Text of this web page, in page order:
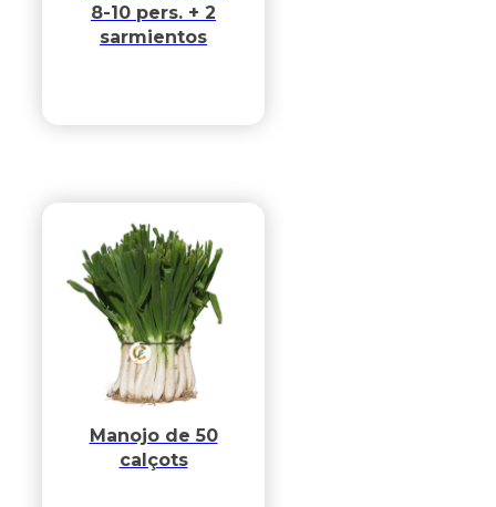
8-10 pers. + 2
sarmientos
Manojo de 50
calçots